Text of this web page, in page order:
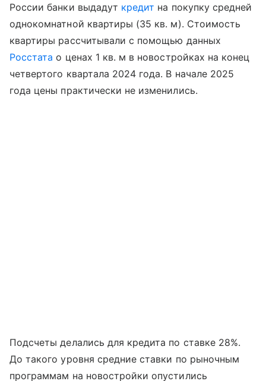
России банки выдадут кредит на покупку средней
однокомнатной квартиры (35 кв. м). Стоимость
квартиры рассчитывали с помощью данных
Росстата о ценах 1 кв. м в новостройках на конец
четвертого квартала 2024 года. В начале 2025
года цены практически не изменились.
Подсчеты делались для кредита по ставке 28%.
До такого уровня средние ставки по рыночным
программам на новостройки опустились